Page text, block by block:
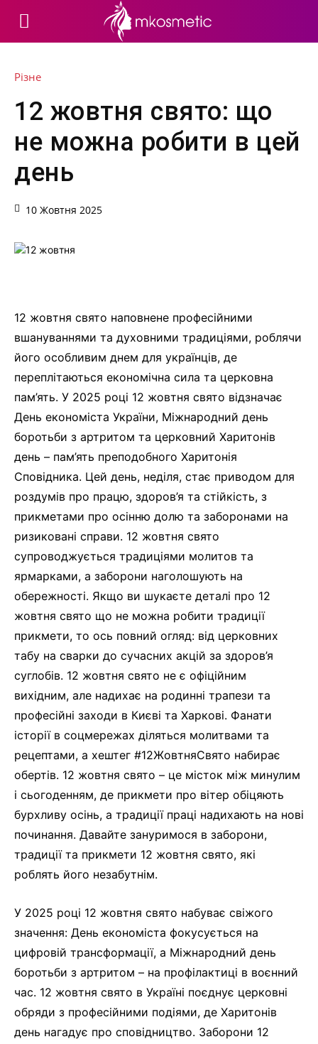
Різне
12 жовтня свято: що
не можна робити в цей
день
10 Жовтня 2025
12 жовтня свято наповнене професійними
вшануваннями та духовними традиціями, роблячи
його особливим днем для українців, де
переплітаються економічна сила та церковна
пам’ять. У 2025 році 12 жовтня свято відзначає
День економіста України, Міжнародний день
боротьби з артритом та церковний Харитонів
день – пам’ять преподобного Харитонія
Сповідника. Цей день, неділя, стає приводом для
роздумів про працю, здоров’я та стійкість, з
прикметами про осінню долю та заборонами на
ризиковані справи. 12 жовтня свято
супроводжується традиціями молитов та
ярмарками, а заборони наголошують на
обережності. Якщо ви шукаєте деталі про 12
жовтня свято що не можна робити традиції
прикмети, то ось повний огляд: від церковних
табу на сварки до сучасних акцій за здоров’я
суглобів. 12 жовтня свято не є офіційним
вихідним, але надихає на родинні трапези та
професійні заходи в Києві та Харкові. Фанати
історії в соцмережах діляться молитвами та
рецептами, а хештег #12ЖовтняСвято набирає
обертів. 12 жовтня свято – це місток між минулим
і сьогоденням, де прикмети про вітер обіцяють
бурхливу осінь, а традиції праці надихають на нові
починання. Давайте зануримося в заборони,
традиції та прикмети 12 жовтня свято, які
роблять його незабутнім.
У 2025 році 12 жовтня свято набуває свіжого
значення: День економіста фокусується на
цифровій трансформації, а Міжнародний день
боротьби з артритом – на профілактиці в воєнний
час. 12 жовтня свято в Україні поєднує церковні
обряди з професійними подіями, де Харитонів
день нагадує про сповідництво. Заборони 12